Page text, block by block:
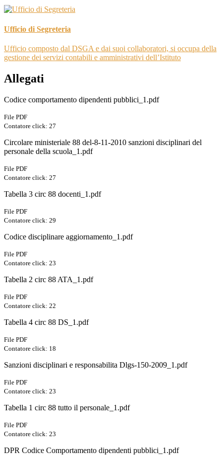
Ufficio di Segreteria
Ufficio composto dal DSGA e dai suoi collaboratori, si occupa della
gestione dei servizi contabili e amministrativi dell’Istituto
Allegati
Codice comportamento dipendenti pubblici_1.pdf
File PDF
Contatore click: 27
Circolare ministeriale 88 del-8-11-2010 sanzioni disciplinari del
personale della scuola_1.pdf
File PDF
Contatore click: 27
Tabella 3 circ 88 docenti_1.pdf
File PDF
Contatore click: 29
Codice disciplinare aggiornamento_1.pdf
File PDF
Contatore click: 23
Tabella 2 circ 88 ATA_1.pdf
File PDF
Contatore click: 22
Tabella 4 circ 88 DS_1.pdf
File PDF
Contatore click: 18
Sanzioni disciplinari e responsabilita Dlgs-150-2009_1.pdf
File PDF
Contatore click: 23
Tabella 1 circ 88 tutto il personale_1.pdf
File PDF
Contatore click: 23
DPR Codice Comportamento dipendenti pubblici_1.pdf